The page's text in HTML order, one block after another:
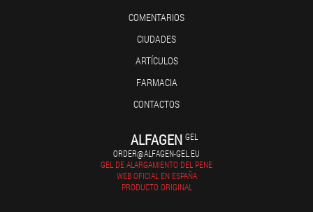
COMENTARIOS
CIUDADES
ARTÍCULOS
FARMACIA
CONTACTOS
ALFAGEN GEL
ORDER@ALFAGEN-GEL.EU
GEL DE ALARGAMIENTO DEL PENE
WEB OFICIAL EN ESPAÑA
PRODUCTO ORIGINAL